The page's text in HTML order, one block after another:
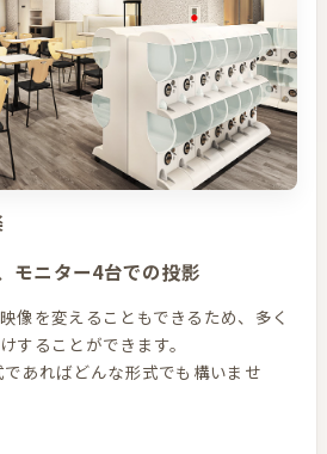
モニター4台での投影
像を変えることもできるため、多く
することができます。
あればどんな形式でも構いませ